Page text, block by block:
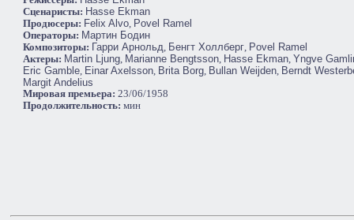
Сценаристы: Hasse Ekman
Продюсеры: Felix Alvo, Povel Ramel
Операторы: Мартин Бодин
Композиторы:
Гарри Арнольд, Бенгт Холлберг, Povel Ramel
Актеры: Martin Ljung, Marianne Bengtsson, Hasse Ekman, Yngve
Eric Gamble, Einar Axelsson, Brita Borg, Bullan Weijden, Berndt
Margit Andelius
Мировая премьера: 23/06/1958
Продолжительность: мин